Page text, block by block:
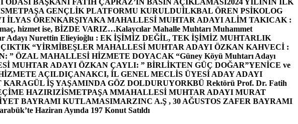
BAŞKANI FATİH ÇAPRAZ’IN BASIN AÇIKLAMASI2024 YILININ İLK
GENÇLİK PLATFORMU KURULDUİLKBAL ÖREN PSİKOLOG
İLYAS ÖRENKARŞIYAKA MAHALLESİ MUHTAR ADAYI ALİM TAKICAK :
hizmet ise, BİZDE VARIZ…Kalaycılar Mahalle Muhtarı Muhammet
Adayı Nurettin Elieyioğlu : EK İŞİMİZ DEĞİL, TEK İŞİMİZ MUHTARLIK
“YİRMİBEŞLER MAHALLESİ MUHTAR ADAYI ÖZKAN KAHVECİ :
” ÖZAL MAHALLESİ HİZMETE DOYACAK “Güney Köyü Muhtarı Adayı
MUHTAR ADAYI ÖZKAN ÇAYLI: ” BİRLİKTEN GÜÇ DOĞAR”YENİCE ve
AÇILDIÇANAKCI, İL GENEL MECLİS ÜYESİ ADAY ADAYI
KARAGÜL İŞ YAŞAMINDA GÖZ DOLDURUYORKBÜ Rektörü Prof. Dr. Fatih
HAZIRIZİSMETPAŞA MMAHALLESİ MUHTAR ADAYI MURAT
BAYRAMI KUTLAMASIMARZINC A.Ş , 30 AĞUSTOS ZAFER BAYRAMI
Haziran Ayında 197 Konut Satıldı